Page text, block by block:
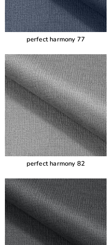
perfect harmony 77
perfect harmony 82